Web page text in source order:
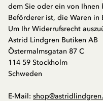
dem Sie oder ein von
Beförderer ist, die Waren in
Um Ihr Widerrufsrecht
Astrid Lindgren Butiken AB
Östermalmsgatan 87 C
114 59 Stockholm
Schweden
E-Mail: